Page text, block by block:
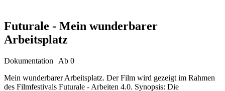
Futurale - Mein wunderbarer
Arbeitsplatz
Dokumentation | Ab 0
Mein wunderbarer Arbeitsplatz. Der Film wird gezeigt im Rahmen
des Filmfestivals Futurale - Arbeiten 4.0. Synopsis: Die